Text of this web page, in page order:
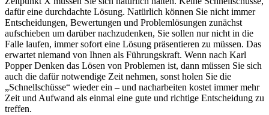
dafür eine durchdachte Lösung. Natürlich können Sie nicht immer
Entscheidungen, Bewertungen und Problemlösungen zunächst
aufschieben um darüber nachzudenken, Sie sollen nur nicht in die
Falle laufen, immer sofort eine Lösung präsentieren zu müssen. Das
erwartet niemand von Ihnen als Führungskraft. Wenn nach Karl
Popper Denken das Lösen von Problemen ist, dann müssen Sie sich
auch die dafür notwendige Zeit nehmen, sonst holen Sie die
„Schnellschüsse“ wieder ein – und nacharbeiten kostet immer mehr
Zeit und Aufwand als einmal eine gute und richtige Entscheidung zu
treffen.